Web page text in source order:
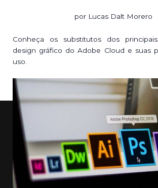
por Lucas Dalt Morero
Conheça os substitutos dos
design gráfico do Adobe Cloud e suas
uso.